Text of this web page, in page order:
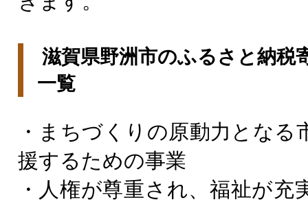
滋賀県野洲市のふるさと納税
一覧
・まちづくりの原動力となる
援するための事業
・人権が尊重され、福祉が充